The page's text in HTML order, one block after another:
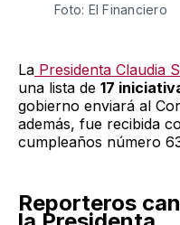
Foto: El Financiero
La Presidenta Claudia
una lista de 17
gobierno enviará al
además, fue recibida
cumpleaños número
Reporteros